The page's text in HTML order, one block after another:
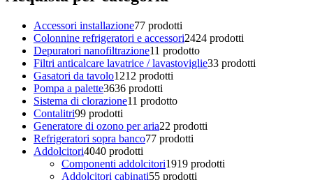
Accessori installazione77 prodotti
Colonnine refrigeratori e accessori2424 prodotti
Depuratori nanofiltrazione11 prodotto
Filtri anticalcare lavatrice / lavastoviglie33 prodotti
Gasatori da tavolo1212 prodotti
Pompa a palette3636 prodotti
Sistema di clorazione11 prodotto
Contalitri99 prodotti
Generatore di ozono per aria22 prodotti
Refrigeratori sopra banco77 prodotti
Addolcitori4040 prodotti
Componenti addolcitori1919 prodotti
Addolcitori cabinati55 prodotti